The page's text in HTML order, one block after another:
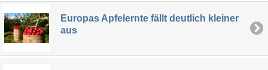
Europas Apfelernte fällt deutlich kleiner
aus